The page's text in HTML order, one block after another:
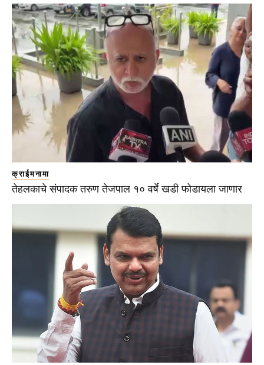
क्राईमनामा
तेहलकाचे संपादक तरुण तेजपाल १० वर्षे खडी फोडायला जाणार